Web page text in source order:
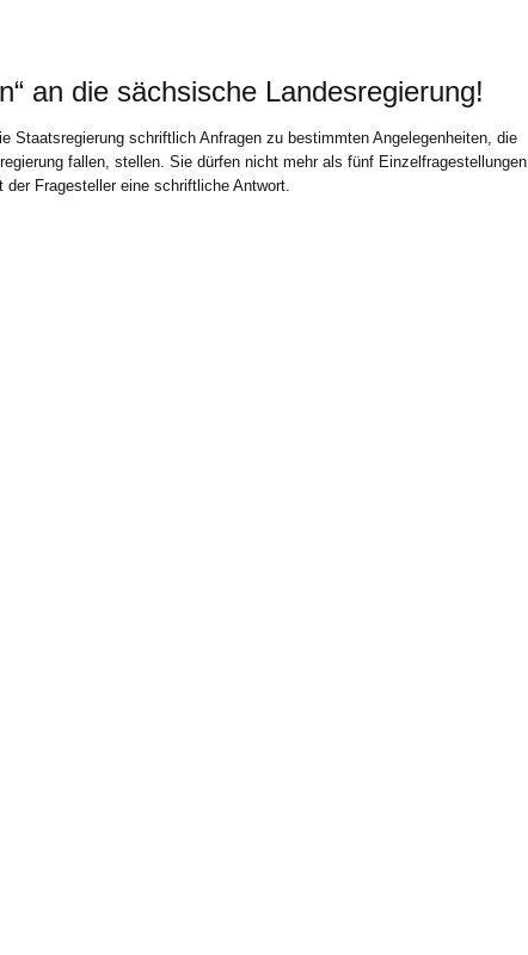
an die sächsische Landesregierung!
Staatsregierung schriftlich Anfragen zu bestimmten Angelegenheiten, die
fallen, stellen. Sie dürfen nicht mehr als fünf Einzelfragestellungen
Fragesteller eine schriftliche Antwort.